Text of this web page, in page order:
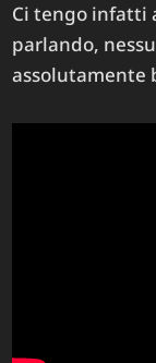
Ci tengo infatti
parlando,
assolutamente